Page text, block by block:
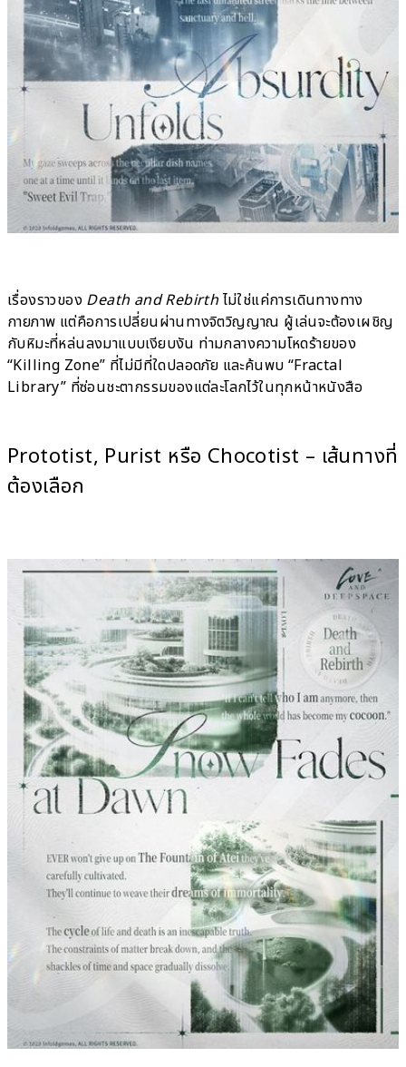
เรื่องราวของ Death and Rebirthไม่ใช่แค่การเดินทางทาง
กายภาพ แต่คือการเปลี่ยนผ่านทางจิตวิญญาณ ผู้เล่นจะต้องเผชิญ
กับหิมะที่หล่นลงมาแบบเงียบงัน ท่ามกลางความโหดร้ายของ
“Killing Zone” ที่ไม่มีที่ใดปลอดภัย และค้นพบ “Fractal
Library” ที่ซ่อนชะตากรรมของแต่ละโลกไว้ในทุกหน้าหนังสือ
Prototist, Purist หรือ Chocotist – เส้นทางที่
ต้องเลือก